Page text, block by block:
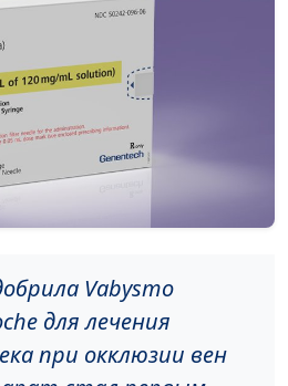
Vabysmo
для лечения
при окклюзии вен